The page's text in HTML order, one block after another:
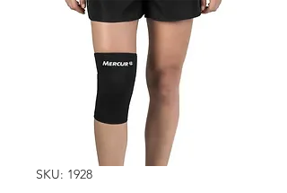
SKU: 1928